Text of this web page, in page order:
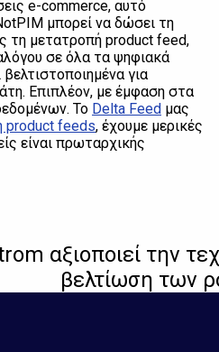
e-commerce, αυτό
μπορεί να δώσει τη
τη μετατροπή product feed,
σε όλα τα ψηφιακά
για
Επιπλέον, με έμφαση στα
Το Delta Feed μας
feeds, έχουμε μερικές
είναι πρωταρχικής
αξιοποιεί την
βελτίωση των